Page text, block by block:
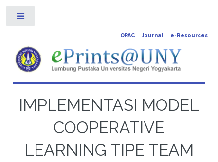
OPAC Journal e-Resources
IMPLEMENTASI MODEL
COOPERATIVE
LEARNING TIPE TEAM